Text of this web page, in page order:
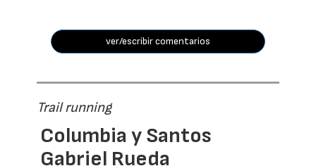
ver/escribir comentarios
Trail running
Columbia y Santos
Gabriel Rueda